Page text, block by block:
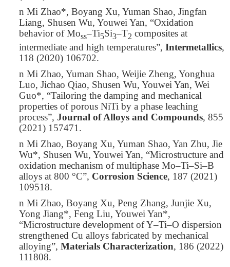
n Mi Zhao*, Boyang Xu, Yuman Shao, Jingfan
Liang, Shusen Wu, Youwei Yan, “Oxidation
behavior of Moss–Ti5Si3–T2 composites at
intermediate and high temperatures”, Intermetallics,
118 (2020) 106702.
n Mi Zhao, Yuman Shao, Weijie Zheng, Yonghua
Luo, Jichao Qiao, Shusen Wu, Youwei Yan, Wei
Guo*, “Tailoring the damping and mechanical
properties of porous NiTi by a phase leaching
process”, Journal of Alloys and Compounds, 855
(2021) 157471.
n Mi Zhao, Boyang Xu, Yuman Shao, Yan Zhu, Jie
Wu*, Shusen Wu, Youwei Yan, “Microstructure and
oxidation mechanism of multiphase Mo–Ti–Si–B
alloys at 800 °C”, Corrosion Science, 187 (2021)
109518.
n Mi Zhao, Boyang Xu, Peng Zhang, Junjie Xu,
Yong Jiang*, Feng Liu, Youwei Yan*,
“Microstructure development of Y–Ti–O dispersion
strengthened Cu alloys fabricated by mechanical
alloying”, Materials Characterization, 186 (2022)
111808.